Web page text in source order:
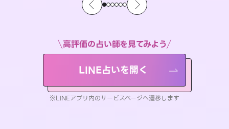
高評価の占い師を見てみよう
LINE占いを開く
※LINEアプリ内のサービスページへ遷移します